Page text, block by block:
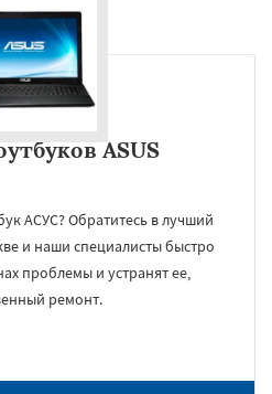
ASUS
АСУС? Обратитесь в лучший
и наши специалисты быстро
проблемы и устранят ее,
ремонт.